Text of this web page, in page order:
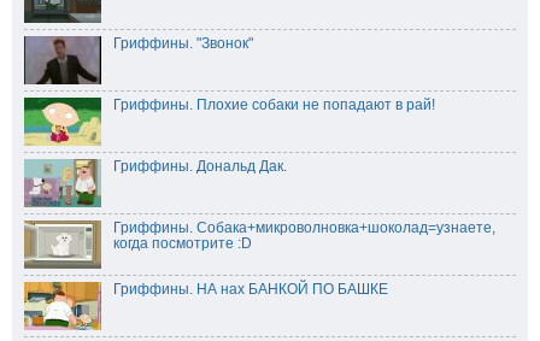
Гриффины. "Звонок"
Гриффины. Плохие собаки не попадают в рай!
Гриффины. Дональд Дак.
Гриффины. Собака+микроволновка+шоколад=узнаете,
когда посмотрите :D
Гриффины. НА нах БАНКОЙ ПО БАШКЕ